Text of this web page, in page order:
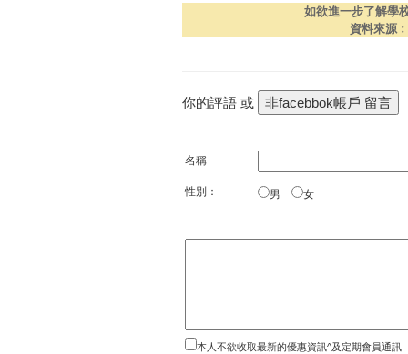
如欲進一步了解學
資料來源﹕
你的評語 或
名稱
性別： 男 女
本人不欲收取最新的優惠資訊^及定期會員通訊